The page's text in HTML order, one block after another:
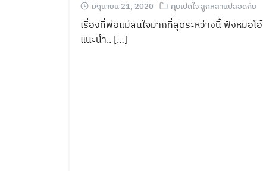
มิถุนายน 21, 2020 คุยเปิดใจ ลูกหลานปลอดภัย
เรื่องที่พ่อแม่สนใจมากที่สุดระหว่างนี้ ฟังหมอโอ๋
แนะนำ.. […]